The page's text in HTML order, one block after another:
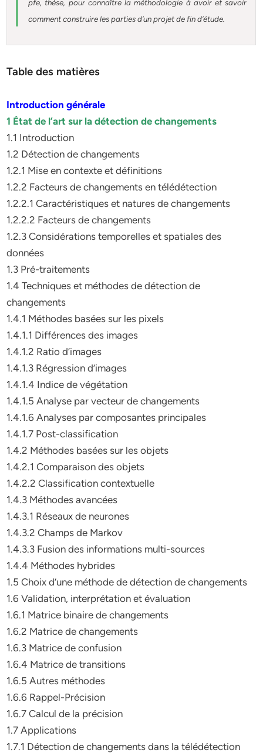
pfe, thèse, pour connaître la méthodologie à avoir et savoir
comment construire les parties d’un projet de fin d’étude.
Table des matières
Introduction générale
1 État de l’art sur la détection de changements
1.1 Introduction
1.2 Détection de changements
1.2.1 Mise en contexte et définitions
1.2.2 Facteurs de changements en télédétection
1.2.2.1 Caractéristiques et natures de changements
1.2.2.2 Facteurs de changements
1.2.3 Considérations temporelles et spatiales des
données
1.3 Pré-traitements
1.4 Techniques et méthodes de détection de
changements
1.4.1 Méthodes basées sur les pixels
1.4.1.1 Différences des images
1.4.1.2 Ratio d’images
1.4.1.3 Régression d’images
1.4.1.4 Indice de végétation
1.4.1.5 Analyse par vecteur de changements
1.4.1.6 Analyses par composantes principales
1.4.1.7 Post-classification
1.4.2 Méthodes basées sur les objets
1.4.2.1 Comparaison des objets
1.4.2.2 Classification contextuelle
1.4.3 Méthodes avancées
1.4.3.1 Réseaux de neurones
1.4.3.2 Champs de Markov
1.4.3.3 Fusion des informations multi-sources
1.4.4 Méthodes hybrides
1.5 Choix d’une méthode de détection de changements
1.6 Validation, interprétation et évaluation
1.6.1 Matrice binaire de changements
1.6.2 Matrice de changements
1.6.3 Matrice de confusion
1.6.4 Matrice de transitions
1.6.5 Autres méthodes
1.6.6 Rappel-Précision
1.6.7 Calcul de la précision
1.7 Applications
1.7.1 Détection de changements dans la télédétection